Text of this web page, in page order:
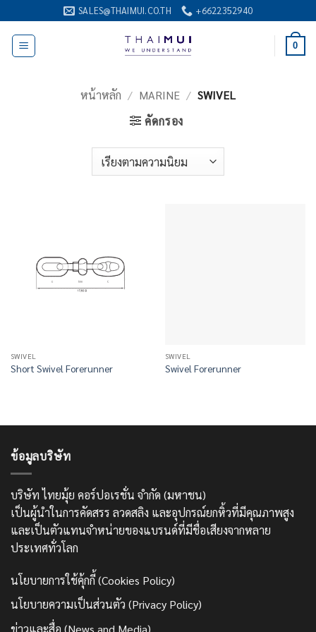
ไป
เนื้อหา
SALES@THAIMUI.CO.TH +6622352940
0
หน้าหลัก / MARINE / SWIVEL
คัดกรอง
SWIVEL
Short Swivel Forerunner
SWIVEL
Swivel Forerunner
ข้อมูลบริษัท
บริษัท ไทยมุ้ย คอร์ปอเรชั่น จำกัด (มหาชน)
เป็นผู้นำในการคัดสรร ลวดสลิง และอุปกรณ์ยกหิ้วที่มีคุณภาพสูง
และเป็นตัวแทนจำหน่ายของแบรนด์ที่มีชื่อเสียงจากหลาย
ประเทศทั่วโลก
นโยบายการใช้คุ้กกี้ (Cookies Policy)
นโยบายความเป็นส่วนตัว (Privacy Policy)
ข่าวและสื่อ (News and Media)